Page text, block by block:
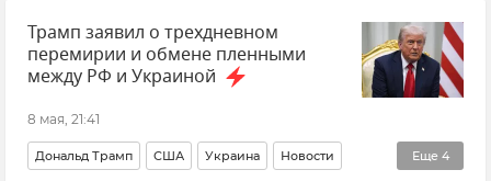
Новости
Трамп заявил о трехдневном
перемирии и обмене пленными
между РФ и Украиной
8 мая, 21:41
Еще 4
Дональд Трамп США Украина Новости